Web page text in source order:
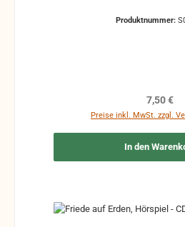
Produktnummer:
7,50 €
Preise inkl. MwSt. zzgl.
In den